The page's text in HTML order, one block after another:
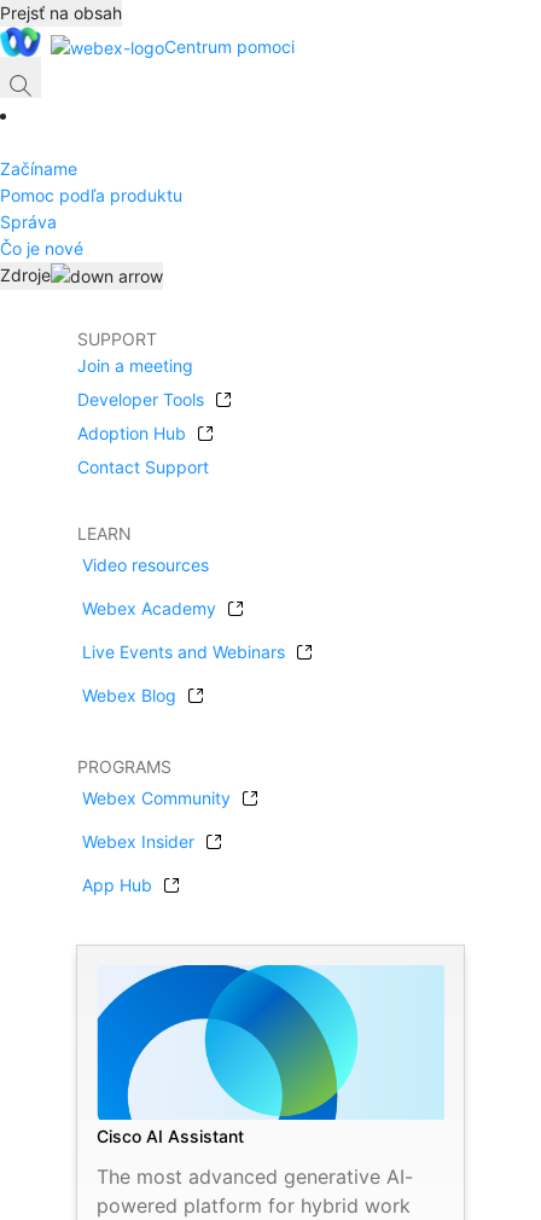
Prejsť na obsah
Centrum pomoci
Začíname
Pomoc podľa produktu
Správa
Čo je nové
Zdroje
SUPPORT
Join a meeting
Developer Tools
Adoption Hub
Contact Support
LEARN
Video resources
Webex Academy
Live Events and Webinars
Webex Blog
PROGRAMS
Webex Community
Webex Insider
App Hub
Cisco AI Assistant
The most advanced generative AI-
powered platform for hybrid work